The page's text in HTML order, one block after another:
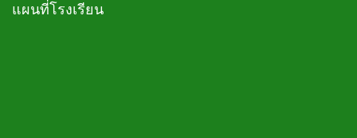
แผนที่โรงเรียน